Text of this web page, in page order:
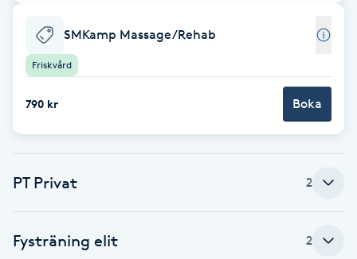
Babylights
Balayage
BIAB
SMKamp Massage/Rehab
Friskvård
790 kr Boka
PT Privat 2
Fysträning elit 2